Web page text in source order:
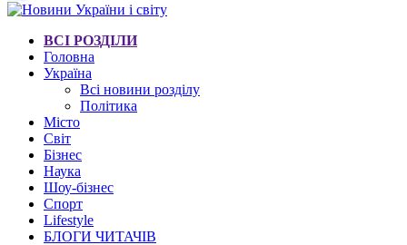
ВСІ РОЗДІЛИ
Головна
Україна
Всі новини розділу
Політика
Місто
Світ
Бізнес
Наука
Шоу-бізнес
Спорт
Lifestyle
БЛОГИ ЧИТАЧІВ